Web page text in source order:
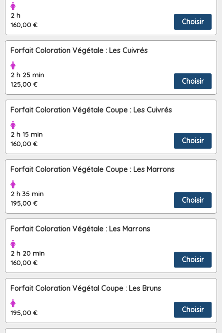
2 h
160,00 €
Choisir
Forfait Coloration Végétale : Les Cuivrés
2 h 25 min
125,00 €
Choisir
Forfait Coloration Végétale Coupe : Les Cuivrés
2 h 15 min
160,00 €
Choisir
Forfait Coloration Végétale Coupe : Les Marrons
2 h 35 min
195,00 €
Choisir
Forfait Coloration Végétale : Les Marrons
2 h 20 min
160,00 €
Choisir
Forfait Coloration Végétal Coupe : Les Bruns
195,00 € Choisir